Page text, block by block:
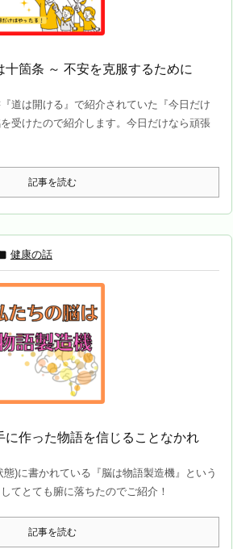
十箇条 ～ 不安を克服するために
道は開ける』で紹介されていた『今日だけ
受けたので紹介します。今日だけなら頑張
記事を読む
健康の話
に作った物語を信じることなかれ
)に書かれている『脳は物語製造機』という
てとても腑に落ちたのでご紹介！
記事を読む